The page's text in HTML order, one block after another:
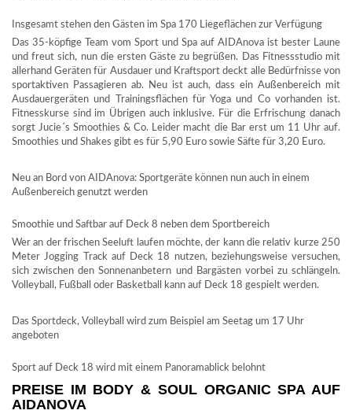
Insgesamt stehen den Gästen im Spa 170 Liegeflächen zur Verfügung
Das 35-köpfige Team vom Sport und Spa auf AIDAnova ist bester Laune
und freut sich, nun die ersten Gäste zu begrüßen. Das Fitnessstudio mit
allerhand Geräten für Ausdauer und Kraftsport deckt alle Bedürfnisse von
sportaktiven Passagieren ab. Neu ist auch, dass ein Außenbereich mit
Ausdauergeräten und Trainingsflächen für Yoga und Co vorhanden ist.
Fitnesskurse sind im Übrigen auch inklusive. Für die Erfrischung danach
sorgt Jucie´s Smoothies & Co. Leider macht die Bar erst um 11 Uhr auf.
Smoothies und Shakes gibt es für 5,90 Euro sowie Säfte für 3,20 Euro.
Neu an Bord von AIDAnova: Sportgeräte können nun auch in einem
Außenbereich genutzt werden
Smoothie und Saftbar auf Deck 8 neben dem Sportbereich
Wer an der frischen Seeluft laufen möchte, der kann die relativ kurze 250
Meter Jogging Track auf Deck 18 nutzen, beziehungsweise versuchen,
sich zwischen den Sonnenanbetern und Bargästen vorbei zu schlängeln.
Volleyball, Fußball oder Basketball kann auf Deck 18 gespielt werden.
Das Sportdeck, Volleyball wird zum Beispiel am Seetag um 17 Uhr
angeboten
Sport auf Deck 18 wird mit einem Panoramablick belohnt
PREISE IM BODY & SOUL ORGANIC SPA AUF
AIDANOVA